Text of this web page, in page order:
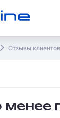
Отзывы клиентов